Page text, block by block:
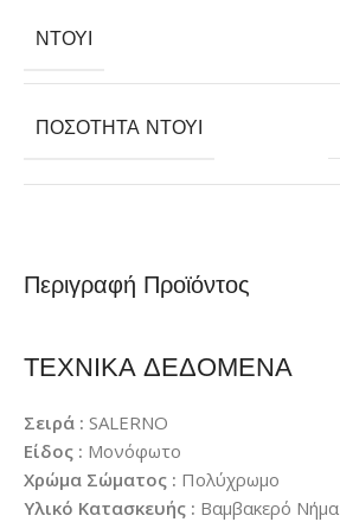
Περιγραφή Προϊόντος
ΤΕΧΝΙΚΑ ΔΕΔΟΜΕΝΑ
Σειρά : SALERNO
Είδος : Μονόφωτο
Χρώμα Σώματος : Πολύχρωμο
Υλικό Κατασκευής : Βαμβακερό Νήμα
ΝΤΟΥΊ
ΠΟΣΌΤΗΤΑ ΝΤΟΥΊ